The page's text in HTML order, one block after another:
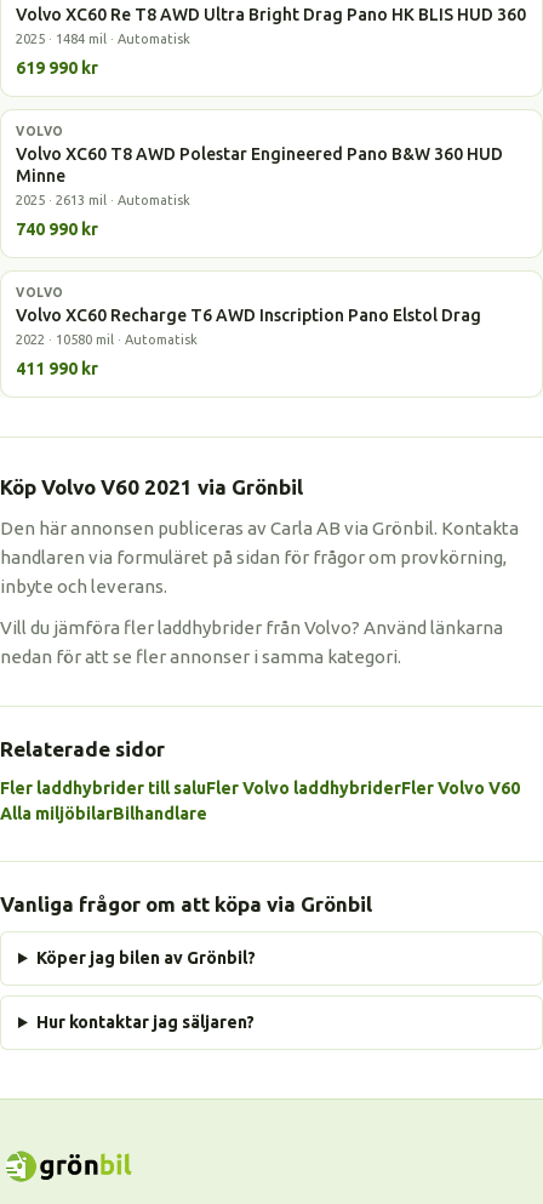
Volvo XC60 Re T8 AWD Ultra Bright Drag Pano HK BLIS HUD 360
2025 · 1484 mil · Automatisk
619 990 kr
Laddhybrid
VOLVO
Volvo XC60 T8 AWD Polestar Engineered Pano B&W 360 HUD
Minne
2025 · 2613 mil · Automatisk
740 990 kr
Laddhybrid
VOLVO
Volvo XC60 Recharge T6 AWD Inscription Pano Elstol Drag
2022 · 10580 mil · Automatisk
411 990 kr
Köp Volvo V60 2021 via Grönbil
Den här annonsen publiceras av Carla AB via Grönbil. Kontakta
handlaren via formuläret på sidan för frågor om provkörning,
inbyte och leverans.
Vill du jämföra fler laddhybrider från Volvo? Använd länkarna
nedan för att se fler annonser i samma kategori.
Relaterade sidor
Fler laddhybrider till saluFler Volvo laddhybriderFler Volvo V60
Alla miljöbilarBilhandlare
Vanliga frågor om att köpa via Grönbil
Köper jag bilen av Grönbil?
Hur kontaktar jag säljaren?